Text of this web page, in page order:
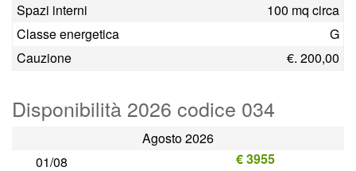
Spazi interni
100 mq circa
Classe energetica
G
Cauzione
€. 200,00
Disponibilità 2026 codice 034
Agosto 2026
01/08
€ 3955